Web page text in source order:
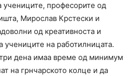
учениците, професорите од
Мирослав Крстески и
од креативноста и
учениците на работилницата.
дена имаа време од минимум
на грнчарското колце и да